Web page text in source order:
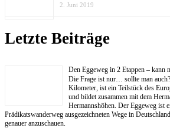
2. Juni 2019
Letzte Beiträge
Den Eggeweg in 2 Etappen – kann
Die Frage ist nur… sollte man
Kilometer, ist ein Teilstück des
und bildet zusammen mit dem
Hermannshöhen. Der Eggeweg ist
Prädikatswanderweg ausgezeichneten Wege in
genauer anzuschauen.